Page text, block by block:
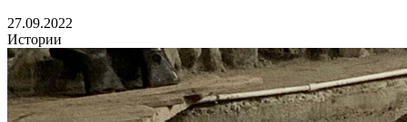
27.09.2022
Истории